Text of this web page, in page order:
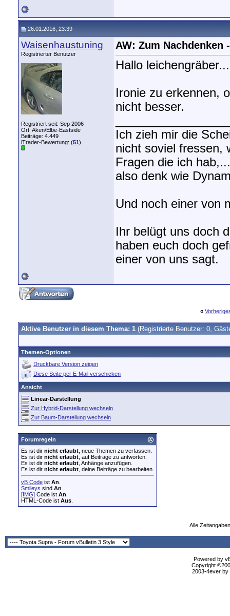
26.01.2016, 23:39
Waisenhaustuning
Registrierter Benutzer
Registriert seit: Sep 2006
Ort: Aken/Elbe-Eastside
Beiträge: 4.449
iTrader-Bewertung: (51)
AW: Zum
Hallo leichengräber...
Ironie zu erkennen,
nicht besser.
Ich zieh mir die
nicht soviel fressen,
Fragen die ich
also denk wie
Und noch einer von
Ihr belügt uns doch
haben euch doch
einer von uns sagt.
«
Aktive Benutzer in diesem Thema: 1 (Registrierte Benutzer: 0,
Themen-Optionen
Druckbare Version zeigen
Diese Seite per E-Mail verschicken
Ansicht
Linear-Darstellung
Zur Hybrid-Darstellung wechseln
Zur Baum-Darstellung wechseln
Forumregeln
Es ist dir nicht erlaubt , neue Themen zu verfassen.
Es ist dir nicht erlaubt , auf Beiträge zu antworten.
Es ist dir nicht erlaubt , Anhänge anzufügen.
Es ist dir nicht erlaubt , deine Beiträge zu bearbeiten.
vB Code ist An
Smileys sind An
[IMG] Code ist An
HTML-Code ist Aus
Alle
Powered by
Copyright
2003-4ever by